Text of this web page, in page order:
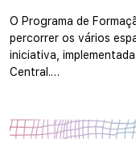
O Programa de
percorrer os vários
iniciativa,
Central.…